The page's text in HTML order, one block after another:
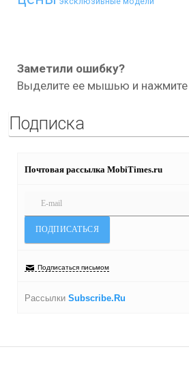
Заметили ошибку?
Выделите ее мышью и нажмите
Подписка
Почтовая рассылка MobiTimes.ru
Подписаться письмом
Рассылки Subscribe.Ru